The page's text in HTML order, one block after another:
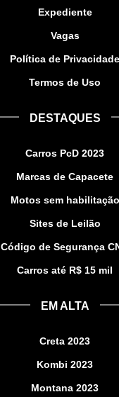
Expediente
Vagas
Política de Privacidade
Termos de Uso
DESTAQUES
Carros PcD 2023
Marcas de Capacete
Motos sem habilitação
Sites de Leilão
Código de Segurança
Carros até R$ 15 mil
EM ALTA
Creta 2023
Kombi 2023
Montana 2023